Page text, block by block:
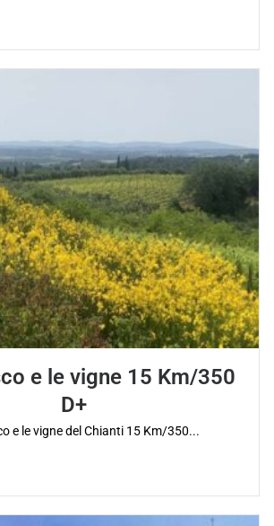
e le vigne 15 Km/350
D+
e le vigne del Chianti 15 Km/350...